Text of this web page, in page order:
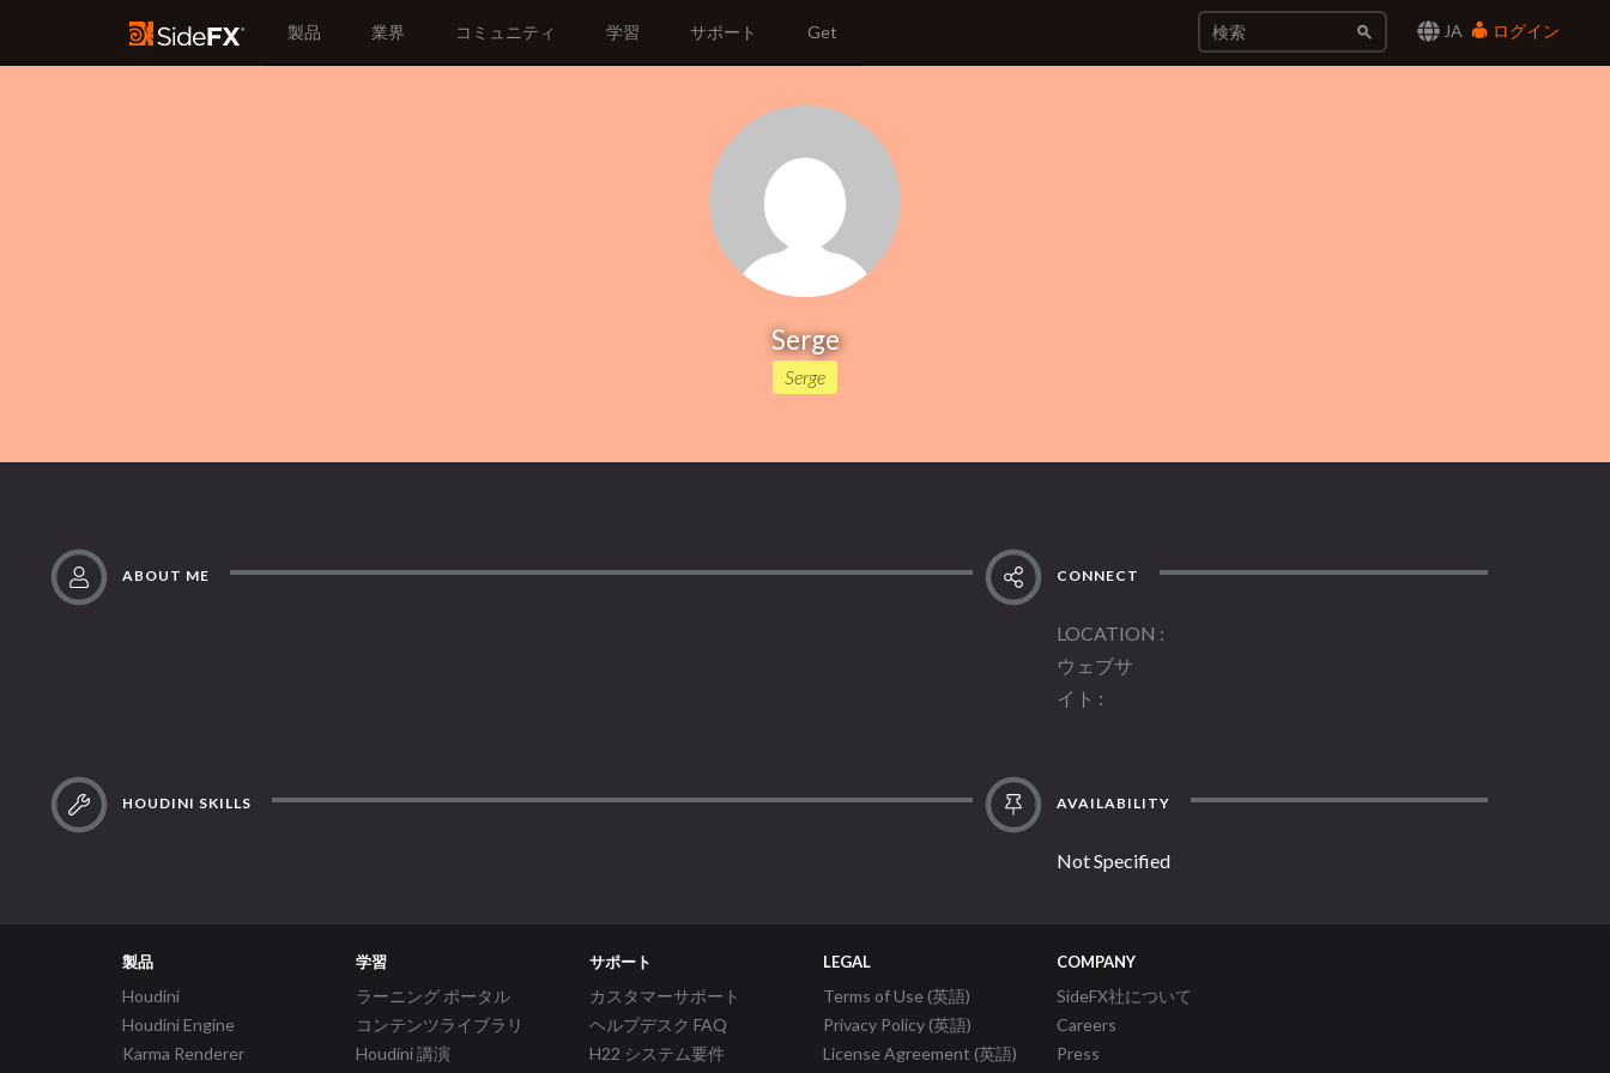
JA ログイン
製品 業界 コミュニティ 学習 サポート Get
Serge
Serge
ABOUT ME CONNECT
LOCATION
ウェブサ
イト
HOUDINI SKILLS AVAILABILITY
Not Specified
製品
Houdini
Houdini Engine
Karma Renderer
学習
ラーニング ポータル
コンテンツライブラリ
Houdini 講演
サポート
カスタマーサポート
ヘルプデスク FAQ
H22 システム要件
LEGAL
Terms of Use (英語)
Privacy Policy (英語)
License Agreement (英語)
COMPANY
SideFX社について
Careers
Press